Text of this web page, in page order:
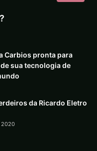
Carbios pronta para
sua tecnologia de
da Ricardo Eletro
2020